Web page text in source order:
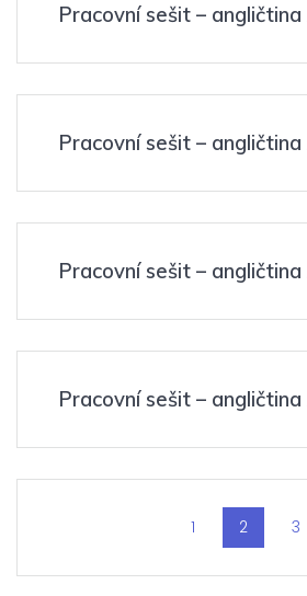
Pracovní sešit –
Pracovní sešit –
Pracovní sešit –
Pracovní sešit –
Page
1 Page
2 3